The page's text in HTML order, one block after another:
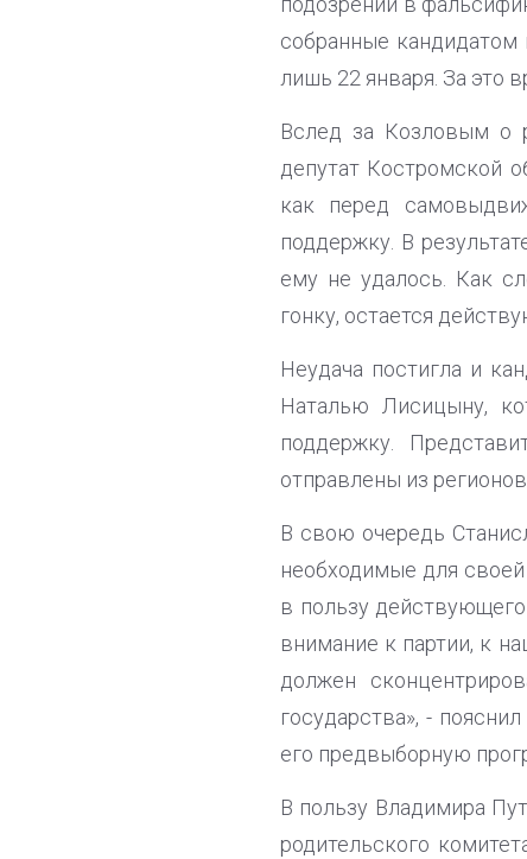
собранные кандидатом
лишь 22 января. За это
Вслед за Козловым о
депутат Костромской
как перед
поддержку. В
ему не удалось. Как
гонку, остается
Неудача постигла и
Наталью Лисицыну,
поддержку.
отправлены из
В свою очередь
необходимые для
в пользу
внимание к партии, к
должен
государства», -
его предвыборную
В пользу Владимира
родительского